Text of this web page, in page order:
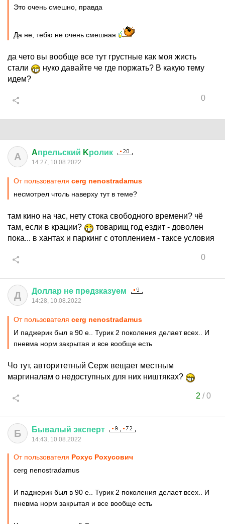
Это очень смешно, правда
Да не, тебю не очень смешная
да чето вы вообще все тут грустные как моя жисть
стали
нуко давайте че где поржать? В какую тему
идем?
0
A Aпрельский Kролик
14:27, 10.08.2022
От пользователя cerg nenostradamus
несмотрел чтоль наверху тут в теме?
там кино на час, нету стока свободного времени? чё
там, если в крации?
товарищ год ездит - доволен
пока... в хантах и паркинг с отоплением - таксе условия
0
Д Доллар не предзказуем
14:28, 10.08.2022
От пользователя cerg nenostradamus
И паджерик был в 90 е.. Турик 2 поколения делает всех.. И
пневма норм закрытая и все вообще есть
Чо тут, авторитетный Серж вещает местным
маргиналам о недоступных для них ништяках?
2 /0
Б Бывалый эксперт
14:43, 10.08.2022
От пользователя Рохус Рохусович
cerg nenostradamus
И паджерик был в 90 е.. Турик 2 поколения делает всех.. И
пневма норм закрытая и все вообще есть